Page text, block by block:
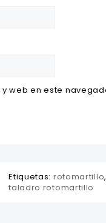
web en este
Etiquetas: rotomartillo,
taladro rotomartillo